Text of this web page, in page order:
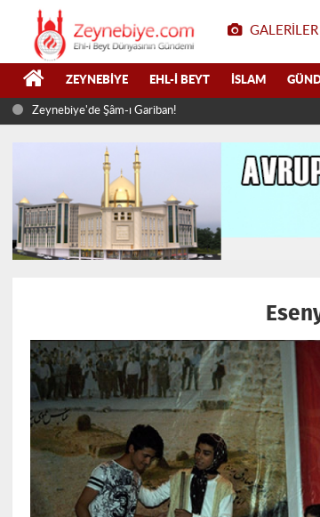
GALERILER
ZEYNEBIYE EHL-I BEYT İSLAM
Zeynebiye'de Şâm-ı Gariban!